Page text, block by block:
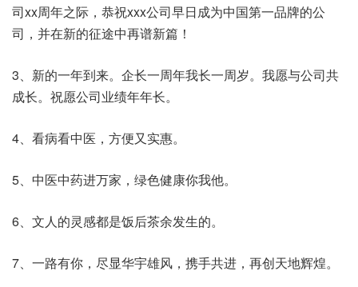
司xx周年之际，恭祝xxx公司早日成为中国第一品牌的公
司，并在新的征途中再谱新篇！
3、新的一年到来。企长一周年我长一周岁。我愿与公司共
成长。祝愿公司业绩年年长。
4、看病看中医，方便又实惠。
5、中医中药进万家，绿色健康你我他。
6、文人的灵感都是饭后茶余发生的。
7、一路有你，尽显华宇雄风，携手共进，再创天地辉煌。